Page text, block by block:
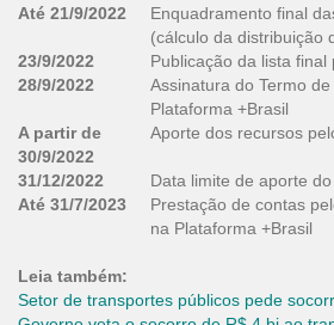
Até 21/9/2022
Enquadramento final
(cálculo da distribuição
23/9/2022
Publicação da lista final
28/9/2022
Assinatura do Termo
Plataforma +Brasil
A partirde
30/9/2022
Aporte dos recursos
31/12/2022
Data limite de aporte
Até 31/7/2023
Prestação de contas
na Plataforma +Brasil
Leia também:
Setor de transportes públicos pede